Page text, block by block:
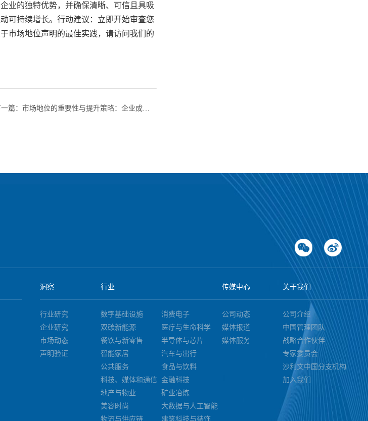
业的独特优势，并确保清晰、可信且具吸
可持续增长。行动建议：立即开始审查您
市场地位声明的最佳实践，请访问我们的
篇： 市场地位的重要性与提升策略：企业成功的关键指南
洞察 行业 传媒中心 关于我们
行业研究
企业研究
市场动态
声明验证
数字基础设施
消费电子
双碳新能源
医疗与生命科学
餐饮与新零售
半导体与芯片
智能家居
汽车与出行
公共服务
食品与饮料
科技、媒体和通信 金融科技
地产与物业
矿业冶炼
美容时尚
大数据与人工智能
物流与供应链
公司动态
媒体报道
媒体服务
公司介绍
中国管理团队
战略合作伙伴
专家委员会
沙利文中国分支机构
加入我们